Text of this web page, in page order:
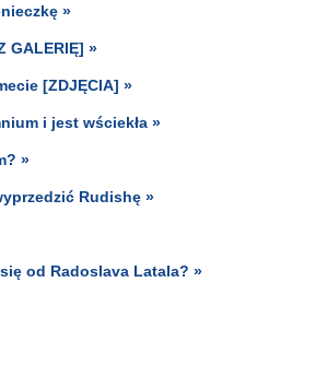
»
GALERIĘ] »
[ZDJĘCIA] »
i jest wściekła »
»
Rudishę »
od Radoslava Latala? »